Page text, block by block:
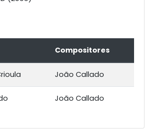
Compositores
João Callado
João Callado